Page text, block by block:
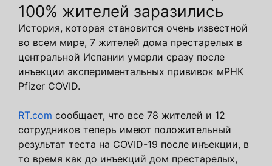
100% жителей заразились
История, которая становится очень известной
во всем мире, 7 жителей дома престарелых в
центральной Испании умерли сразу после
инъекции экспериментальных прививок мРНК
Pfizer COVID.
RT.com сообщает, что все 78 жителей и 12
сотрудников теперь имеют положительный
результат теста на COVID-19 после инъекции, в
то время как до инъекций дом престарелых,